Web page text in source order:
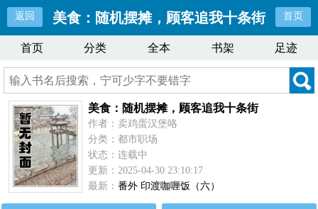
返回 美食：随机摆摊，顾客追我十条街 首页
首页 分类 全本 书架 足迹
美食：随机摆摊，顾客追我十条街
作者：卖鸡蛋汉堡咯
分类：都市职场
状态：连载中
更新：2025-04-30 23:10:17
最新：番外 印渡咖喱饭（六）